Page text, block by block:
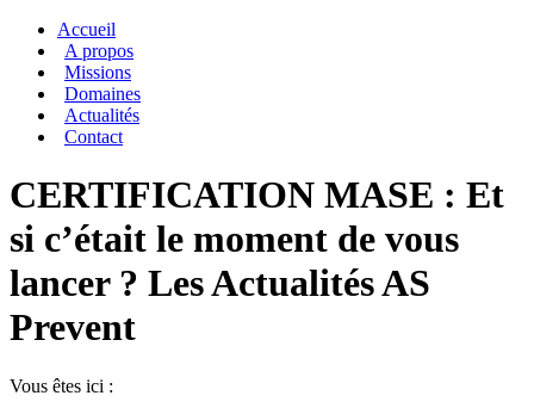
Accueil
A propos
Missions
Domaines
Actualités
Contact
CERTIFICATION MASE : Et
si c’était le moment de vous
lancer ? Les Actualités AS
Prevent
Vous êtes ici :